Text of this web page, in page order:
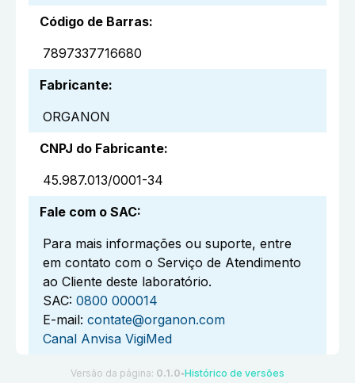
Código de Barras:
7897337716680
Fabricante:
ORGANON
CNPJ do Fabricante:
45.987.013/0001-34
Fale com o SAC:
Para mais informações ou suporte, entre
em contato com o Serviço de Atendimento
ao Cliente deste laboratório.
SAC: 0800 000014
E-mail: contate@organon.com
Canal Anvisa VigiMed
Versão da página: 0.1.0 ●Histórico de versões